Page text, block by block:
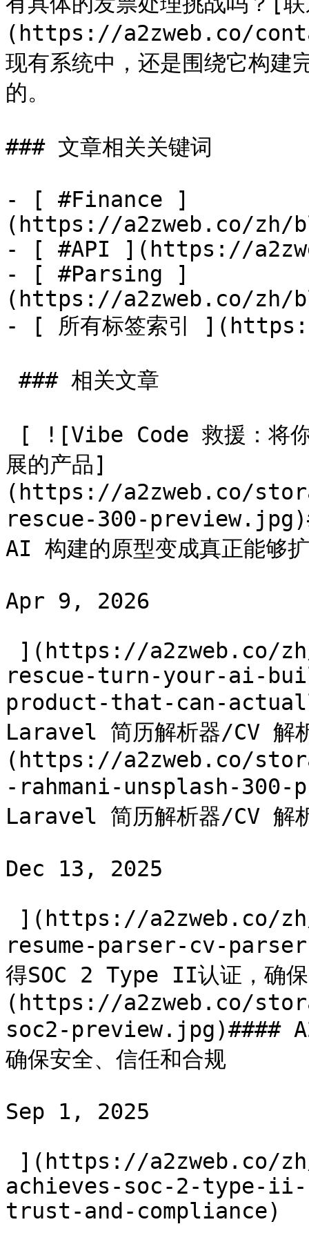
(https://a2zweb.co/
现有系统中，还是围绕它构建
的。
### 文章相关关键词
- [ #Finance ]
(https://a2zweb.co/zh/
- [ #API ](https://
- [ #Parsing ]
(https://a2zweb.co/zh/
- [ 所有标签索引
展的产品]
(https://a2zweb.co/
rescue-300-
AI 构建的原型变成真正能够
Apr 9, 2026
rescue-turn-your-ai-
product-that-can-
Laravel 简历解析器/CV 解
(https://a2zweb.co/
-rahmani-unsplash-300-
Laravel 简历解析器/CV 解
Dec 13, 2025
resume-parser-cv-
得SOC 2 Type II认证，确
(https://a2zweb.co/
soc2-preview.jpg)####
确保安全、信任和合规
Sep 1, 2025
achieves-soc-2-
trust-and-compliance)